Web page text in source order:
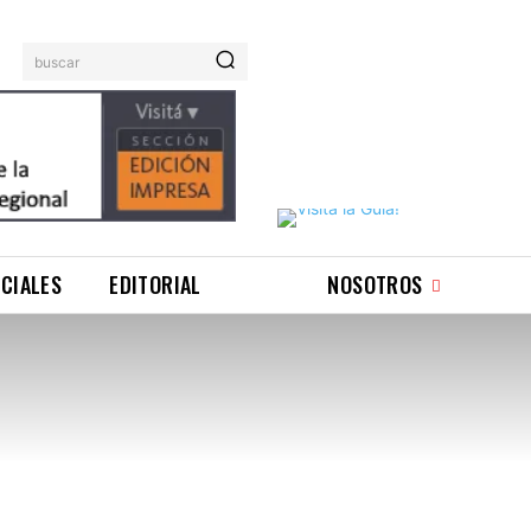
buscar
EDITORIAL NOSOTROS